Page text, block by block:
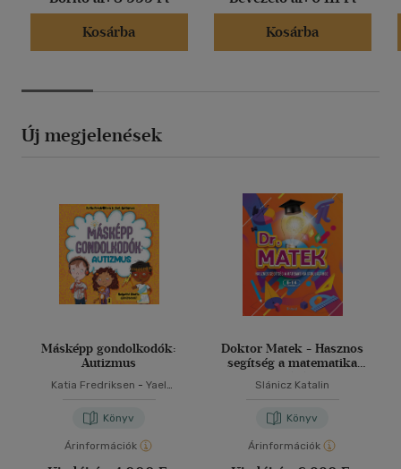
Kosárba
Kosárba
Új megjelenések
Másképp gondolkodók:
Autizmus
Katia Fredriksen - Yael
Könyv
Árinformációk
Doktor Matek - Hasznos
segítség a matematika
Slánicz Katalin
Könyv
Árinformációk